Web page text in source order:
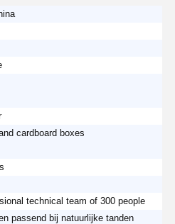
cardboard boxes
technical team of 300 people
passend bij natuurlijke tanden